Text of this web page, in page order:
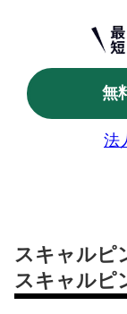
無
法
スキャルピ
スキャルピ